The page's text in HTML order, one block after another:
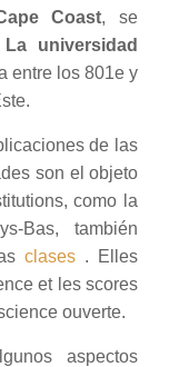
Coast, se
La universidad
entre los 801e y
de las
son el objeto
como la
Bas, también
clases . Elles
et les scores
ouverte.
aspectos